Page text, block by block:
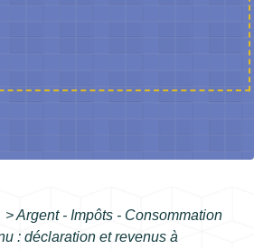
>Argent - Impôts - Consommation
: déclaration et revenus à